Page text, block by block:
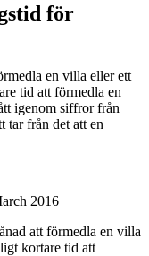
för
en villa eller ett
tid att förmedla en
igenom siffror från
tar från det att en
2016
att förmedla en villa
kortare tid att